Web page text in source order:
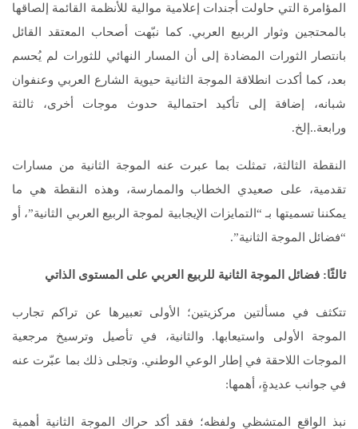
المؤامرة التي حاولت أجندات إعلامية موالية للأنظمة القائمة إلصاقها
بالمحتجين وثوار الربيع العربي. كما نبّهت أصحاب المعتقد القائل
بانتصار الثورات المضادة إلى أن المسار النهائي للثورات لم يُحسم
بعد، كما أكدت انطلاقة الموجة الثانية حيوية الشارع العربي وعنفوان
شبانه، إضافة إلى تأكيد احتمالية حدوث موجات أخرى، ثالثة
ورابعة..إلخ.
النقطة الثالثة، تمثلت بما عبرت عنه الموجة الثانية من مسارات
تقدمية، على صعيدي الخطاب والممارسة، وهذه النقطة هي ما
يمكننا تسميتها بـ “التمايزات الإيجابية لموجة الربيع العربي الثانية”، أو
“فضائل الموجة الثانية”.
ثالثًا: فضائل الموجة الثانية للربيع العربي على المستوى الذاتي
تتكثف في مسألتين مركزيتين؛ الأولى تعبيرها عن تراكم تجارب
الموجة الأولى واستيعابها. والثانية، في تأصيل وترسيخ مرجعية
الموجات اللاحقة في إطار الوعي الوطني. وتجلى ذلك بما عبّرت عنه
في جوانب عديدةٍ، أهمها:
نبذ الواقع المتشظي ولفظه؛ فقد أكد حراك الموجة الثانية أهمية